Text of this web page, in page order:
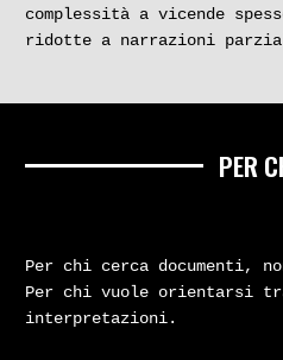
complessità a vicende
ridotte a narrazioni
PER
Per chi cerca documenti,
Per chi vuole orientarsi
interpretazioni.